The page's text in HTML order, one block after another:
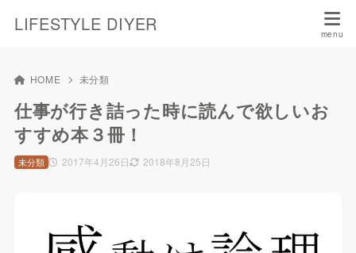
LIFESTYLE DIYER
HOME 未分類
仕事が行き詰った時に読んで欲しいお
すすめ本３冊！
2017年4月26日 2018年8月25日
未分類